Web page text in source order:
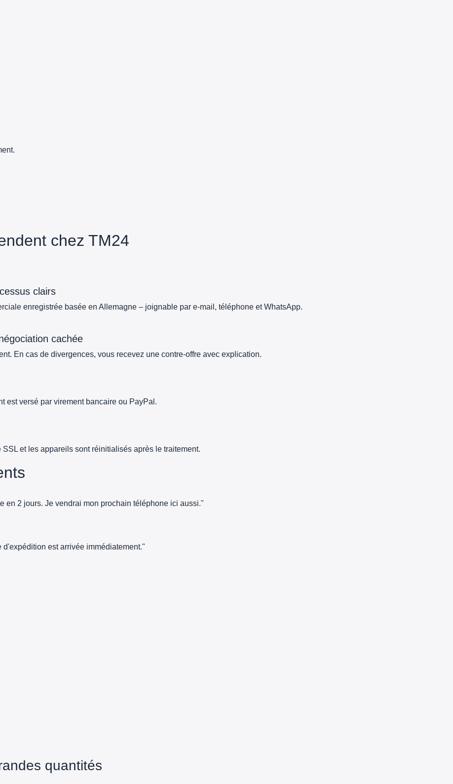
chez TM24
clairs
enregistrée basée en Allemagne – joignable par e-mail, téléphone et WhatsApp.
cachée
En cas de divergences, vous recevez une contre-offre avec explication.
est versé par virement bancaire ou PayPal.
et les appareils sont réinitialisés après le traitement.
en 2 jours. Je vendrai mon prochain téléphone ici aussi."
est arrivée immédiatement."
quantités